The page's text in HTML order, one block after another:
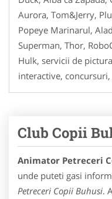
Aurora, Tom&Jerry,
Popeye Marinarul,
Superman, Thor,
Hulk, servicii de
interactive,
Club Copii
Animator Petreceri
unde puteti gasi
Petreceri Copii Buhusi.